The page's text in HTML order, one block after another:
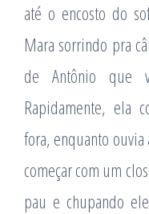
até o encosto do
Mara sorrindo pra
de Antônio que
Rapidamente, ela
fora, enquanto ouvia
começar com um
pau e chupando